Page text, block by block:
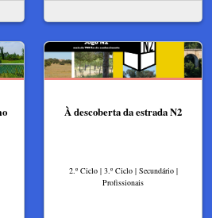
À descoberta da estrada N2
2.º Ciclo | 3.º Ciclo | Secundário |
Profissionais